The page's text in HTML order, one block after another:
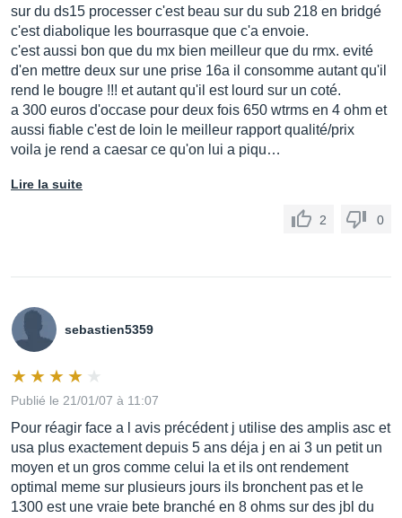
sur du ds15 processer c'est beau sur du sub 218 en bridgé
c'est diabolique les bourrasque que c'a envoie.
c'est aussi bon que du mx bien meilleur que du rmx. evité
d'en mettre deux sur une prise 16a il consomme autant qu'il
rend le bougre !!! et autant qu'il est lourd sur un coté.
a 300 euros d'occase pour deux fois 650 wtrms en 4 ohm et
aussi fiable c'est de loin le meilleur rapport qualité/prix
voila je rend a caesar ce qu'on lui a piqu…
Lire la suite
2 0
sebastien5359
Publié le 21/01/07 à 11:07
Pour réagir face a l avis précédent j utilise des amplis asc et
usa plus exactement depuis 5 ans déja j en ai 3 un petit un
moyen et un gros comme celui la et ils ont rendement
optimal meme sur plusieurs jours ils bronchent pas et le
1300 est une vraie bete branché en 8 ohms sur des jbl du